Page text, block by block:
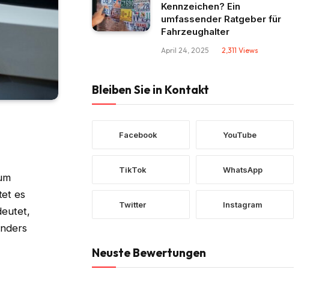
es
Kennzeichen? Ein
umfassender Ratgeber für
Fahrzeughalter
April 24, 2025 2,311 Views
Bleiben Sie in Kontakt
Facebook YouTube
TikTok WhatsApp
Twitter Instagram
Neuste Bewertungen